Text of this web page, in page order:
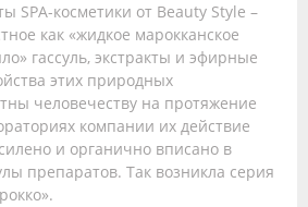
SPA-косметики от Beauty Style –
как «жидкое марокканское
гассуль, экстракты и эфирные
этих природных
человечеству на протяжение
компании их действие
и органично вписано в
препаратов. Так возникла серия